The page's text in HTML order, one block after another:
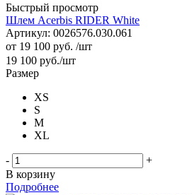
Быстрый просмотр
Шлем Acerbis RIDER White
Артикул: 0026576.030.061
от 19 100 руб. /шт
19 100 руб./шт
Размер
XS
S
M
XL
-
+
В корзину
Подробнее